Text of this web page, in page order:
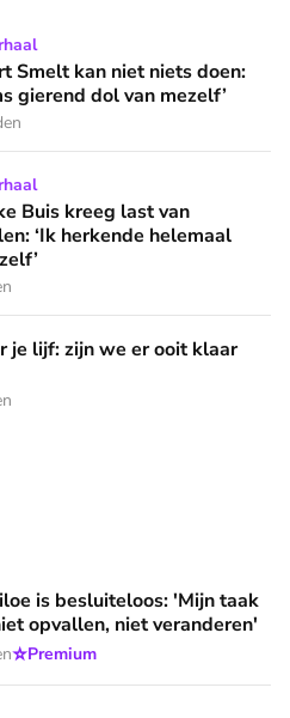
niets doen: ‘Ik word soms
Smelt kan niet niets doen:
gierend dol van mezelf’
van angstaanvallen: ‘Ik
Buis kreeg last van
‘Ik herkende helemaal
er ooit klaar mee?
je lijf: zijn we er ooit klaar
'Mijn taak was vooral niet
is besluiteloos: 'Mijn taak
opvallen, niet veranderen'
⭐Premium